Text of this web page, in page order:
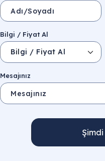
Bilgi / Fiyat Al
Mesajınız